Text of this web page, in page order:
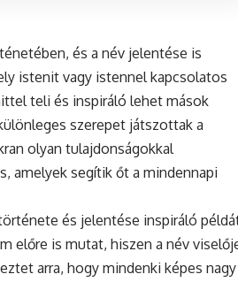
és a név jelentése is
istenit vagy istennel kapcsolatos
teli és inspiráló lehet mások
szerepet játszottak a
olyan tulajdonságokkal
amelyek segítik őt a mindennapi
és jelentése inspiráló
előre is mutat, hiszen a név
arra, hogy mindenki képes nagy